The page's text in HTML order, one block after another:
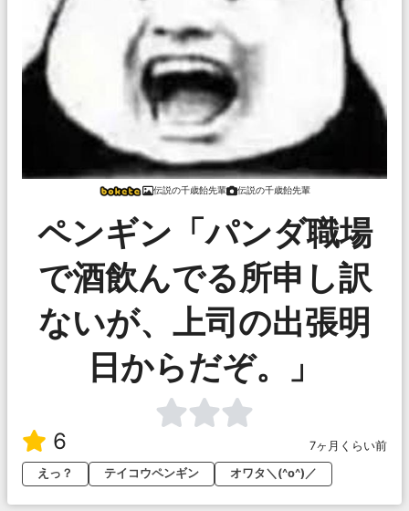
伝説の千歳飴先輩 伝説の千歳飴先輩
ペンギン「パンダ職場
で酒飲んでる所申し訳
ないが、上司の出張明
日からだぞ。」
6
7ヶ月くらい前
えっ？
テイコウペンギン オワタ＼(^o^)／